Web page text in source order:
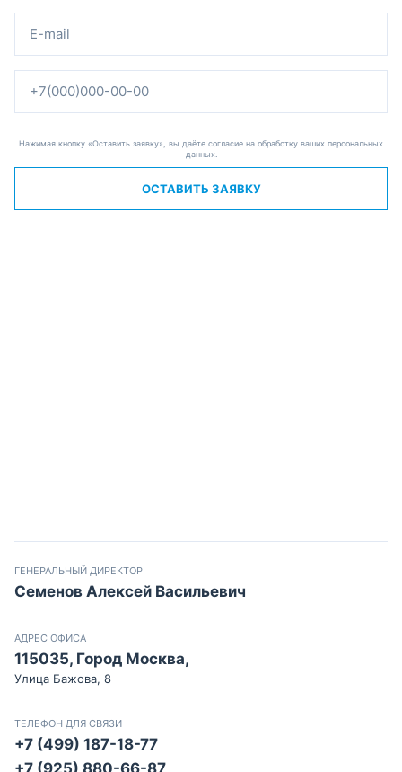
Нажимая кнопку «Оставить заявку», вы даёте согласие на обработку ваших персональных
данных.
ОСТАВИТЬ ЗАЯВКУ
ГЕНЕРАЛЬНЫЙ ДИРЕКТОР
Семенов Алексей Васильевич
АДРЕС ОФИСА
115035, Город Москва,
Улица Бажова, 8
ТЕЛЕФОН ДЛЯ СВЯЗИ
+7 (499) 187-18-77
+7 (925) 880-66-87